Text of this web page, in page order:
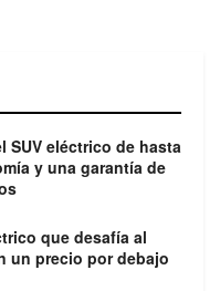
SUV eléctrico de hasta
y una garantía de
que desafía al
un precio por debajo